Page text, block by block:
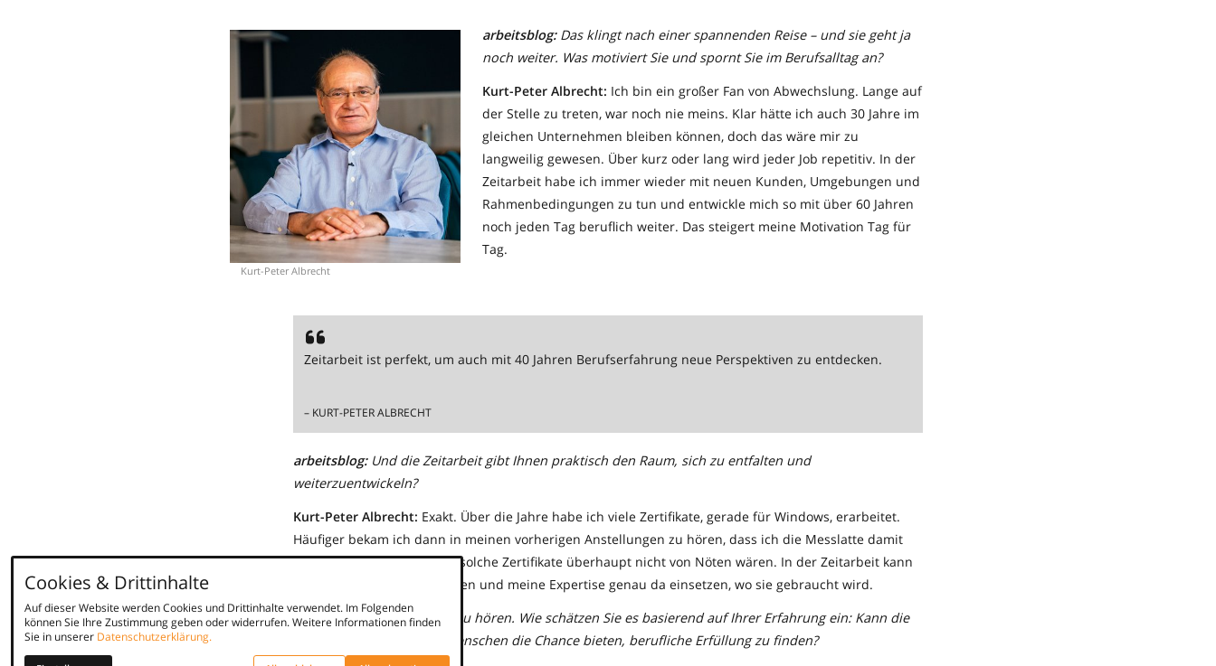
Kurt-Peter Albrecht
arbeitsblog: Das klingt nach einer spannenden Reise – und sie geht ja
noch weiter. Was motiviert Sie und spornt Sie im Berufsalltag an?
Kurt-Peter Albrecht: Ich bin ein großer Fan von Abwechslung. Lange auf
der Stelle zu treten, war noch nie meins. Klar hätte ich auch 30 Jahre im
gleichen Unternehmen bleiben können, doch das wäre mir zu
langweilig gewesen. Über kurz oder lang wird jeder Job repetitiv. In der
Zeitarbeit habe ich immer wieder mit neuen Kunden, Umgebungen und
Rahmenbedingungen zu tun und entwickle mich so mit über 60 Jahren
noch jeden Tag beruflich weiter. Das steigert meine Motivation Tag für
Tag.
Zeitarbeit ist perfekt, um auch mit 40 Jahren Berufserfahrung neue Perspektiven zu entdecken.
– KURT-PETER ALBRECHT
arbeitsblog: Und die Zeitarbeit gibt Ihnen praktisch den Raum, sich zu entfalten und
weiterzuentwickeln?
Kurt-Peter Albrecht: Exakt. Über die Jahre habe ich viele Zertifikate, gerade für Windows, erarbeitet.
Häufiger bekam ich dann in meinen vorherigen Anstellungen zu hören, dass ich die Messlatte damit
sehr hoch lege – oder dass solche Zertifikate überhaupt nicht von Nöten wären. In der Zeitarbeit kann
ich mich hingegen einbringen und meine Expertise genau da einsetzen, wo sie gebraucht wird.
arbeitsblog:Das ist schön zu hören. Wie schätzen Sie es basierend auf Ihrer Erfahrung ein: Kann die
Zeitarbeit auch anderen Menschen die Chance bieten, berufliche Erfüllung zu finden?
Cookies & Drittinhalte
Auf dieser Website werden Cookies und Drittinhalte verwendet. Im Folgenden
können Sie Ihre Zustimmung geben oder widerrufen. Weitere Informationen finden
Sie in unserer Datenschutzerklärung.